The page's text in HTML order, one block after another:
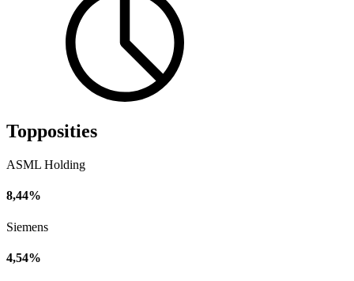
Topposities
ASML Holding
8,44%
Siemens
4,54%